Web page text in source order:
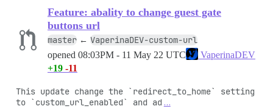
Feature: abality to change guest gate
buttons url
master ← VaperinaDEV-custom-url
opened 08:03PM - 11 May 22 UTC
VaperinaDEV
+19 -11
This update change the `redirect_to_home` setting
to `custom_url_enabled` and ad …